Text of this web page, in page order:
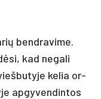
bend­ra­vi­me.
kad ne­ga­li
ke­lia or­
ap­gy­ven­din­tos